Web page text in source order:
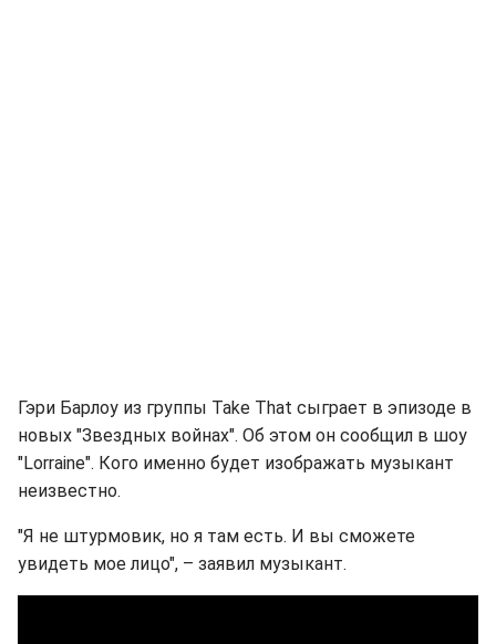
Гэри Барлоу из группы Take That сыграет в эпизоде в
новых "Звездных войнах". Об этом он сообщил в шоу
"Lorraine". Кого именно будет изображать музыкант
неизвестно.
"Я не штурмовик, но я там есть. И вы сможете
увидеть мое лицо", – заявил музыкант.